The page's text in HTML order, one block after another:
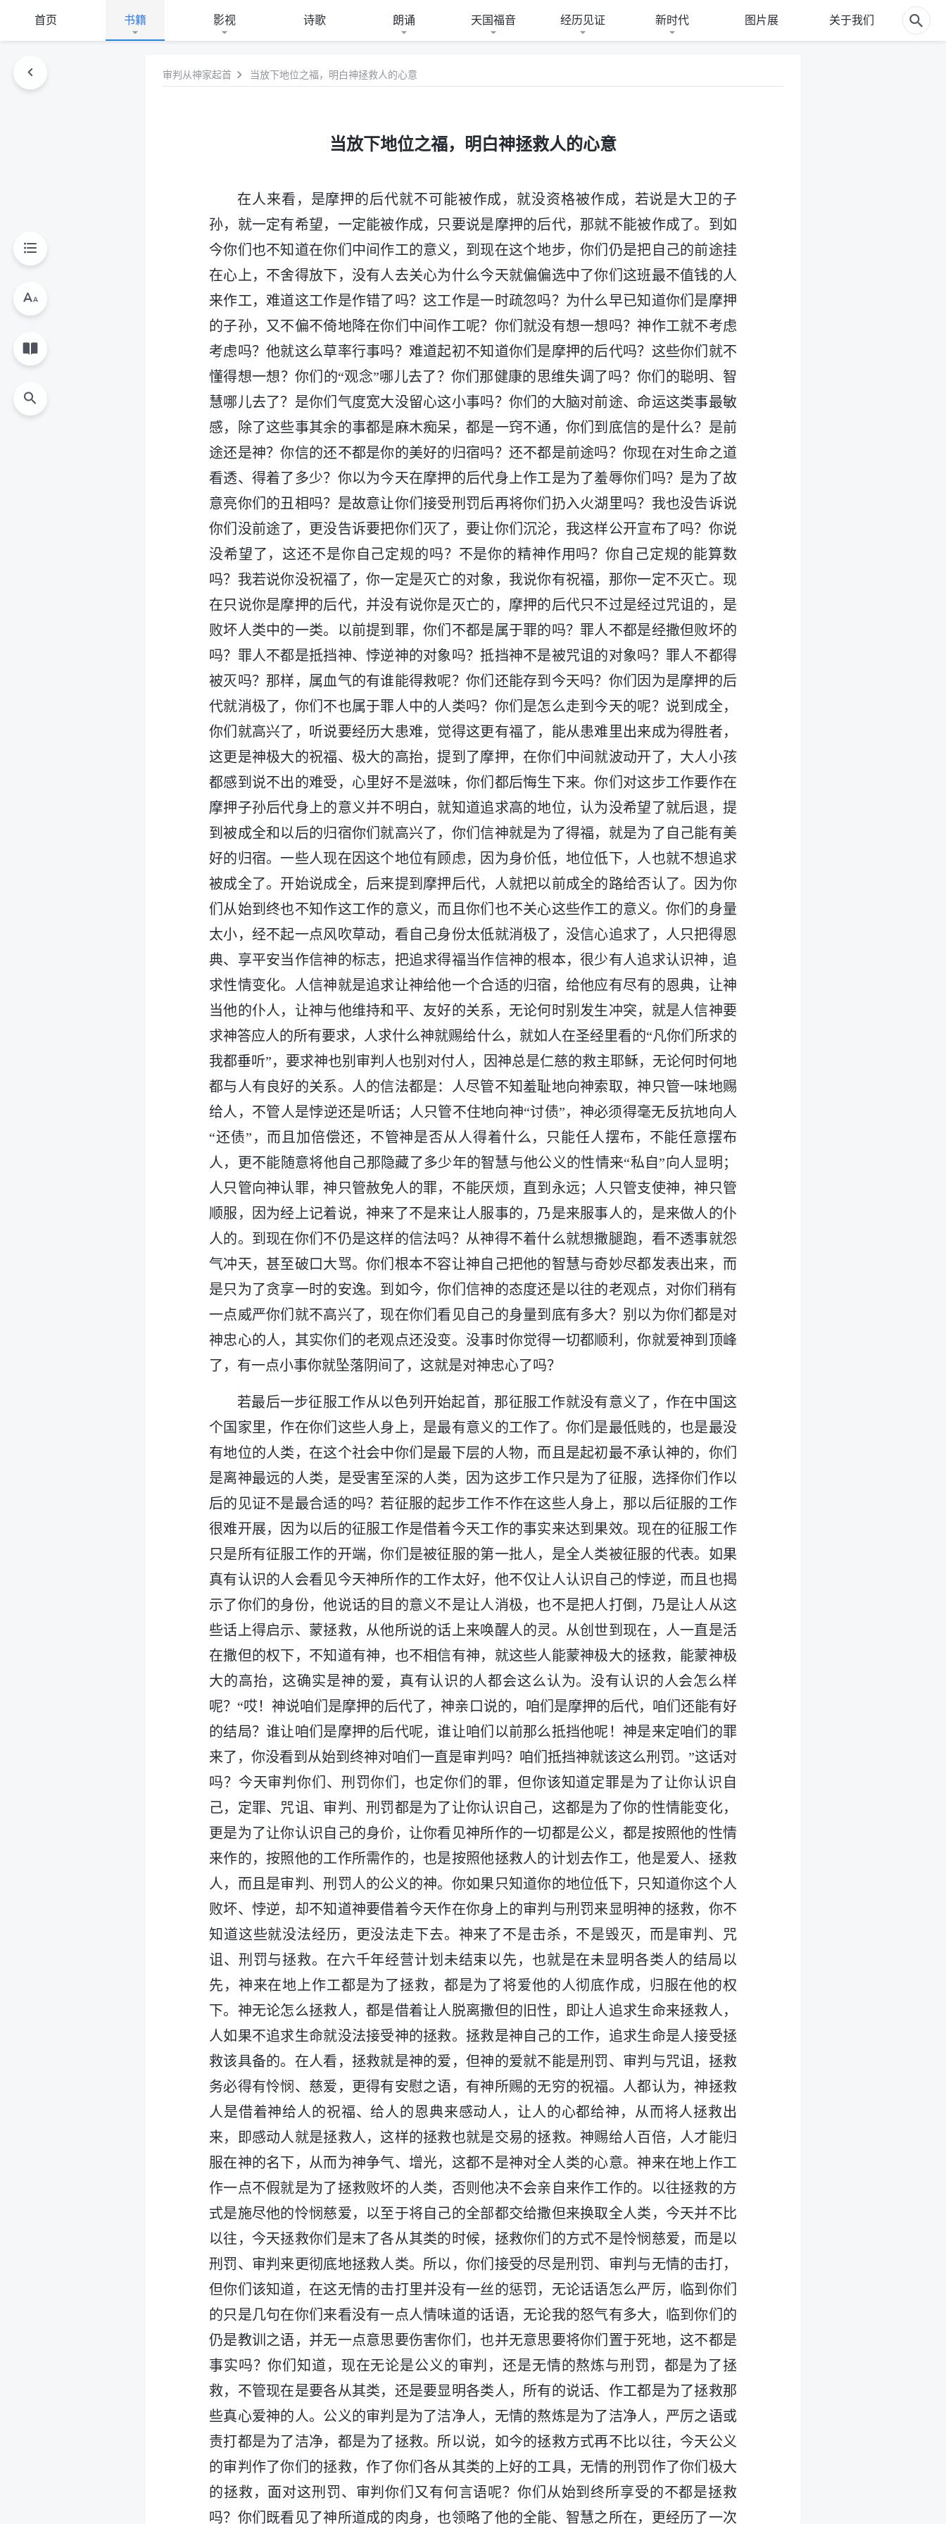
首页 书籍 影视 诗歌 朗诵 天国福音 经历见证 新时代 图片展 关于我们
审判从神家起首 当放下地位之福，明白神拯救人的心意
当放下地位之福，明白神拯救人的心意
在人来看，是摩押的后代就不可能被作成，就没资格被作成，若说是大卫的子
孙，就一定有希望，一定能被作成，只要说是摩押的后代，那就不能被作成了。到如
今你们也不知道在你们中间作工的意义，到现在这个地步，你们仍是把自己的前途挂
在心上，不舍得放下，没有人去关心为什么今天就偏偏选中了你们这班最不值钱的人
来作工，难道这工作是作错了吗？这工作是一时疏忽吗？为什么早已知道你们是摩押
的子孙，又不偏不倚地降在你们中间作工呢？你们就没有想一想吗？神作工就不考虑
考虑吗？他就这么草率行事吗？难道起初不知道你们是摩押的后代吗？这些你们就不
懂得想一想？你们的“观念”哪儿去了？你们那健康的思维失调了吗？你们的聪明、智
慧哪儿去了？是你们气度宽大没留心这小事吗？你们的大脑对前途、命运这类事最敏
感，除了这些事其余的事都是麻木痴呆，都是一窍不通，你们到底信的是什么？是前
途还是神？你信的还不都是你的美好的归宿吗？还不都是前途吗？你现在对生命之道
看透、得着了多少？你以为今天在摩押的后代身上作工是为了羞辱你们吗？是为了故
意亮你们的丑相吗？是故意让你们接受刑罚后再将你们扔入火湖里吗？我也没告诉说
你们没前途了，更没告诉要把你们灭了，要让你们沉沦，我这样公开宣布了吗？你说
没希望了，这还不是你自己定规的吗？不是你的精神作用吗？你自己定规的能算数
吗？我若说你没祝福了，你一定是灭亡的对象，我说你有祝福，那你一定不灭亡。现
在只说你是摩押的后代，并没有说你是灭亡的，摩押的后代只不过是经过咒诅的，是
败坏人类中的一类。以前提到罪，你们不都是属于罪的吗？罪人不都是经撒但败坏的
吗？罪人不都是抵挡神、悖逆神的对象吗？抵挡神不是被咒诅的对象吗？罪人不都得
被灭吗？那样，属血气的有谁能得救呢？你们还能存到今天吗？你们因为是摩押的后
代就消极了，你们不也属于罪人中的人类吗？你们是怎么走到今天的呢？说到成全，
你们就高兴了，听说要经历大患难，觉得这更有福了，能从患难里出来成为得胜者，
这更是神极大的祝福、极大的高抬，提到了摩押，在你们中间就波动开了，大人小孩
都感到说不出的难受，心里好不是滋味，你们都后悔生下来。你们对这步工作要作在
摩押子孙后代身上的意义并不明白，就知道追求高的地位，认为没希望了就后退，提
到被成全和以后的归宿你们就高兴了，你们信神就是为了得福，就是为了自己能有美
好的归宿。一些人现在因这个地位有顾虑，因为身价低，地位低下，人也就不想追求
被成全了。开始说成全，后来提到摩押后代，人就把以前成全的路给否认了。因为你
们从始到终也不知作这工作的意义，而且你们也不关心这些作工的意义。你们的身量
太小，经不起一点风吹草动，看自己身份太低就消极了，没信心追求了，人只把得恩
典、享平安当作信神的标志，把追求得福当作信神的根本，很少有人追求认识神，追
求性情变化。人信神就是追求让神给他一个合适的归宿，给他应有尽有的恩典，让神
当他的仆人，让神与他维持和平、友好的关系，无论何时别发生冲突，就是人信神要
求神答应人的所有要求，人求什么神就赐给什么，就如人在圣经里看的“凡你们所求的
我都垂听”，要求神也别审判人也别对付人，因神总是仁慈的救主耶稣，无论何时何地
都与人有良好的关系。人的信法都是：人尽管不知羞耻地向神索取，神只管一味地赐
给人，不管人是悖逆还是听话；人只管不住地向神“讨债”，神必须得毫无反抗地向人
“还债”，而且加倍偿还，不管神是否从人得着什么，只能任人摆布，不能任意摆布
人，更不能随意将他自己那隐藏了多少年的智慧与他公义的性情来“私自”向人显明；
人只管向神认罪，神只管赦免人的罪，不能厌烦，直到永远；人只管支使神，神只管
顺服，因为经上记着说，神来了不是来让人服事的，乃是来服事人的，是来做人的仆
人的。到现在你们不仍是这样的信法吗？从神得不着什么就想撒腿跑，看不透事就怨
气冲天，甚至破口大骂。你们根本不容让神自己把他的智慧与奇妙尽都发表出来，而
是只为了贪享一时的安逸。到如今，你们信神的态度还是以往的老观点，对你们稍有
一点威严你们就不高兴了，现在你们看见自己的身量到底有多大？别以为你们都是对
神忠心的人，其实你们的老观点还没变。没事时你觉得一切都顺利，你就爱神到顶峰
了，有一点小事你就坠落阴间了，这就是对神忠心了吗？
若最后一步征服工作从以色列开始起首，那征服工作就没有意义了，作在中国这
个国家里，作在你们这些人身上，是最有意义的工作了。你们是最低贱的，也是最没
有地位的人类，在这个社会中你们是最下层的人物，而且是起初最不承认神的，你们
是离神最远的人类，是受害至深的人类，因为这步工作只是为了征服，选择你们作以
后的见证不是最合适的吗？若征服的起步工作不作在这些人身上，那以后征服的工作
很难开展，因为以后的征服工作是借着今天工作的事实来达到果效。现在的征服工作
只是所有征服工作的开端，你们是被征服的第一批人，是全人类被征服的代表。如果
真有认识的人会看见今天神所作的工作太好，他不仅让人认识自己的悖逆，而且也揭
示了你们的身份，他说话的目的意义不是让人消极，也不是把人打倒，乃是让人从这
些话上得启示、蒙拯救，从他所说的话上来唤醒人的灵。从创世到现在，人一直是活
在撒但的权下，不知道有神，也不相信有神，就这些人能蒙神极大的拯救，能蒙神极
大的高抬，这确实是神的爱，真有认识的人都会这么认为。没有认识的人会怎么样
呢？“哎！神说咱们是摩押的后代了，神亲口说的，咱们是摩押的后代，咱们还能有好
的结局？谁让咱们是摩押的后代呢，谁让咱们以前那么抵挡他呢！神是来定咱们的罪
来了，你没看到从始到终神对咱们一直是审判吗？咱们抵挡神就该这么刑罚。”这话对
吗？今天审判你们、刑罚你们，也定你们的罪，但你该知道定罪是为了让你认识自
己，定罪、咒诅、审判、刑罚都是为了让你认识自己，这都是为了你的性情能变化，
更是为了让你认识自己的身价，让你看见神所作的一切都是公义，都是按照他的性情
来作的，按照他的工作所需作的，也是按照他拯救人的计划去作工，他是爱人、拯救
人，而且是审判、刑罚人的公义的神。你如果只知道你的地位低下，只知道你这个人
败坏、悖逆，却不知道神要借着今天作在你身上的审判与刑罚来显明神的拯救，你不
知道这些就没法经历，更没法走下去。神来了不是击杀，不是毁灭，而是审判、咒
诅、刑罚与拯救。在六千年经营计划未结束以先，也就是在未显明各类人的结局以
先，神来在地上作工都是为了拯救，都是为了将爱他的人彻底作成，归服在他的权
下。神无论怎么拯救人，都是借着让人脱离撒但的旧性，即让人追求生命来拯救人，
人如果不追求生命就没法接受神的拯救。拯救是神自己的工作，追求生命是人接受拯
救该具备的。在人看，拯救就是神的爱，但神的爱就不能是刑罚、审判与咒诅，拯救
务必得有怜悯、慈爱，更得有安慰之语，有神所赐的无穷的祝福。人都认为，神拯救
人是借着神给人的祝福、给人的恩典来感动人，让人的心都给神，从而将人拯救出
来，即感动人就是拯救人，这样的拯救也就是交易的拯救。神赐给人百倍，人才能归
服在神的名下，从而为神争气、增光，这都不是神对全人类的心意。神来在地上作工
作一点不假就是为了拯救败坏的人类，否则他决不会亲自来作工作的。以往拯救的方
式是施尽他的怜悯慈爱，以至于将自己的全部都交给撒但来换取全人类，今天并不比
以往，今天拯救你们是末了各从其类的时候，拯救你们的方式不是怜悯慈爱，而是以
刑罚、审判来更彻底地拯救人类。所以，你们接受的尽是刑罚、审判与无情的击打，
但你们该知道，在这无情的击打里并没有一丝的惩罚，无论话语怎么严厉，临到你们
的只是几句在你们来看没有一点人情味道的话语，无论我的怒气有多大，临到你们的
仍是教训之语，并无一点意思要伤害你们，也并无意思要将你们置于死地，这不都是
事实吗？你们知道，现在无论是公义的审判，还是无情的熬炼与刑罚，都是为了拯
救，不管现在是要各从其类，还是要显明各类人，所有的说话、作工都是为了拯救那
些真心爱神的人。公义的审判是为了洁净人，无情的熬炼是为了洁净人，严厉之语或
责打都是为了洁净，都是为了拯救。所以说，如今的拯救方式再不比以往，今天公义
的审判作了你们的拯救，作了你们各从其类的上好的工具，无情的刑罚作了你们极大
的拯救，面对这刑罚、审判你们又有何言语呢？你们从始到终所享受的不都是拯救
吗？你们既看见了神所道成的肉身，也领略了他的全能、智慧之所在，更经历了一次